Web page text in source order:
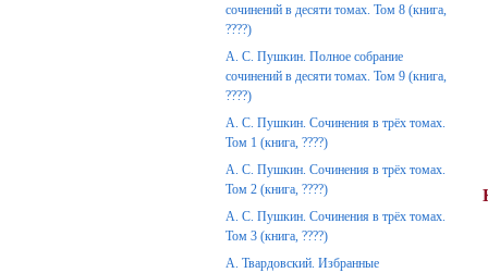
сочинений в десяти томах. Том 8 (книга,
????)
А. С. Пушкин. Полное собрание
сочинений в десяти томах. Том 9 (книга,
????)
А. С. Пушкин. Сочинения в трёх томах.
Том 1 (книга, ????)
А. С. Пушкин. Сочинения в трёх томах.
Том 2 (книга, ????)
А. С. Пушкин. Сочинения в трёх томах.
Том 3 (книга, ????)
А. Твардовский. Избранные